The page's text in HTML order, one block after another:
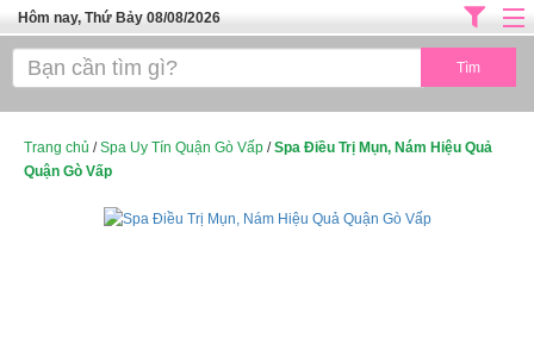
Hôm nay, Thứ Bảy 08/08/2026
Trang chủ
SPA TPHCM
Trang chủ /Spa Uy Tín Quận Gò Vấp /Spa Điều Trị Mụn, Nám Hiệu Quả
Quận Gò Vấp